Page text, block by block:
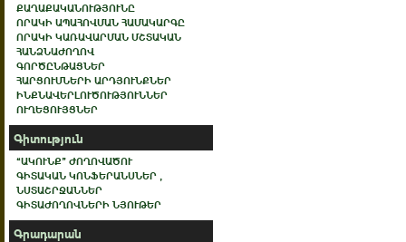
ՔԱՂԱՔԱԿԱՆՈՒԹՅՈՒՆԸ
ՈՐԱԿԻ ԱՊԱՀՈՎՄԱՆ ՀԱՄԱԿԱՐԳԸ
ՈՐԱԿԻ ԿԱՌԱՎԱՐՄԱՆ ՄՇՏԱԿԱՆ
ՀԱՆՁՆԱԺՈՂՈՎ
ԳՈՐԾԸՆԹԱՑՆԵՐ
ՀԱՐՑՈՒՄՆԵՐԻ ԱՐԴՅՈՒՆՔՆԵՐ
ԻՆՔՆԱՎԵՐԼՈՒԾՈՒԹՅՈՒՆՆԵՐ
ՈՒՂԵՑՈՒՅՑՆԵՐ
Գիտություն
“ԱԿՈՒՆՔ” ԺՈՂՈՎԱԾՈՒ
ԳԻՏԱԿԱՆ ԿՈՆՖԵՐԱՆՍՆԵՐ ,
ՆՍՏԱՇՐՋԱՆՆԵՐ
ԳԻՏԱԺՈՂՈՎՆԵՐԻ ՆՅՈՒԹԵՐ
Գրադարան